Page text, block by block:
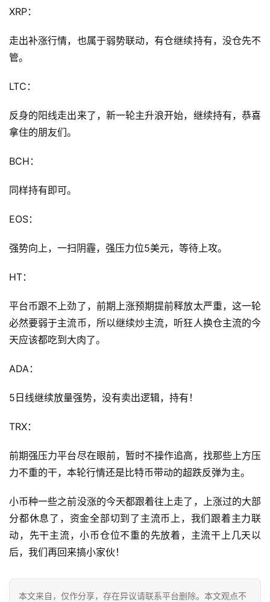
XRP：
走出补涨行情，也属于弱势联动，有仓继续持有，没仓先不
管。
LTC：
反身的阳线走出来了，新一轮主升浪开始，继续持有，恭喜
拿住的朋友们。
BCH：
同样持有即可。
EOS：
强势向上，一扫阴霾，强压力位5美元，等待上攻。
HT：
平台币跟不上劲了，前期上涨预期提前释放太严重，这一轮
必然要弱于主流币，所以继续炒主流，听狂人换仓主流的今
天应该都吃到大肉了。
ADA：
5日线继续放量强势，没有卖出逻辑，持有！
TRX：
前期强压力平台尽在眼前，暂时不操作追高，找那些上方压
力不重的干，本轮行情还是比特币带动的超跌反弹为主。
小币种一些之前没涨的今天都跟着往上走了，上涨过的大部
分都休息了，资金全部切到了主流币上，我们跟着主力联
动，先干主流，小币仓位不重的先放着，主流干上几天以
后，我们再回来搞小家伙！
本文来自 ，仅作分享，存在异议请联系平台删除。本文观点不